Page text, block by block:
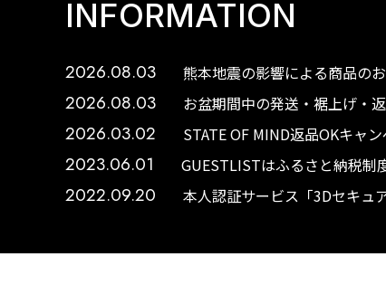
INFORMATION
2026.08.03 熊本地震の影響による商品の
2026.08.03 お盆期間中の発送・裾上げ・
2026.03.02 STATE OF MIND返品OKキャ
2023.06.01 GUESTLISTはふるさと納税制
2022.09.20 本人認証サービス「3Dセキュ